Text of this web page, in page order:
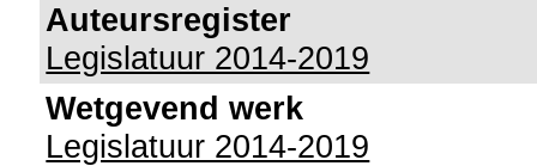
Auteursregister
Legislatuur 2014-2019
Wetgevend werk
Legislatuur 2014-2019